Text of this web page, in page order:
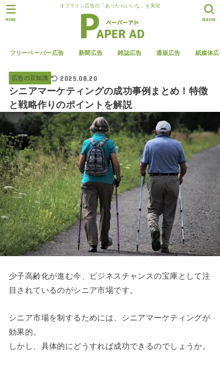
オフライン広告の「あったらいいな」を実現
フリーペーパー広告 新聞広告 雑誌広告 通販広告 紙媒体
SEARCH
MENU
広告の豆知識 2025.08.20
シニアマーケティングの成功事例まとめ！特徴
と戦略作りのポイントを解説
少子高齢化が進む今、ビジネスチャンスの宝庫として注
目されているのがシニア市場です。
シニア市場を制するためには、シニアマーケティングが
効果的。
しかし、具体的にどうすれば成功できるのでしょうか。